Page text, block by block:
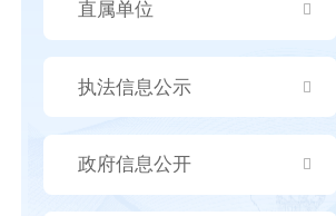
直属单位
执法信息公示
政府信息公开